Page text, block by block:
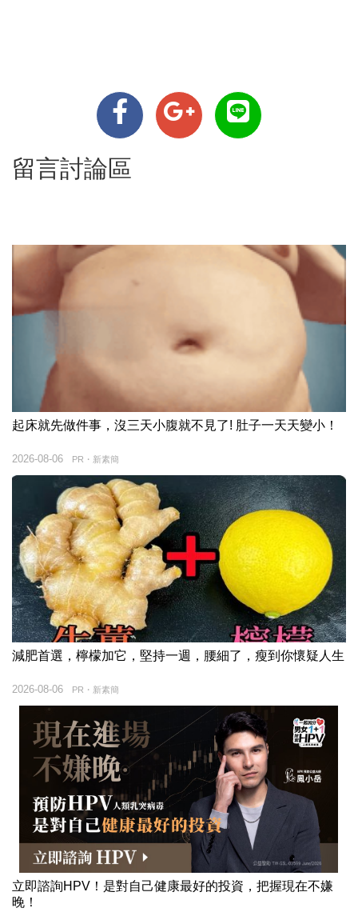
留言討論區
起床就先做件事，沒三天小腹就不見了! 肚子一天天變小！
PR・新素簡
2026-08-06
減肥首選，檸檬加它，堅持一週，腰細了，瘦到你懷疑人生
PR・新素簡
2026-08-06
立即諮詢HPV！是對自己健康最好的投資，把握現在不嫌
晚！